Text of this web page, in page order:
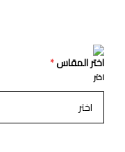
اختر المقاس*
اختر